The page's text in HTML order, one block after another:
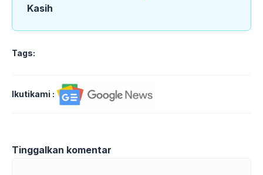
Kasih
Tags:
Ikutikami :
Tinggalkan komentar